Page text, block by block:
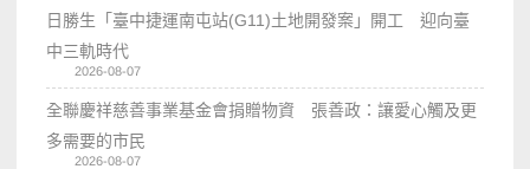
日勝生「臺中捷運南屯站(G11)土地開發案」開工 迎向臺
中三軌時代
2026-08-07
全聯慶祥慈善事業基金會捐贈物資 張善政：讓愛心觸及更
多需要的市民
2026-08-07